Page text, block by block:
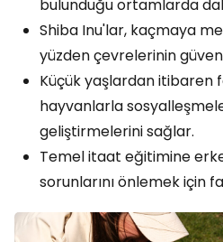
bulunduğu ortamlarda
Shiba Inu'lar, kaçmaya
yüzden çevrelerinin
Küçük yaşlardan itibaren
hayvanlarla
geliştirmelerini sağlar.
Temel itaat eğitimine
sorunlarını önlemek için